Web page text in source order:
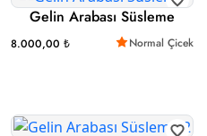
Gelin Arabası Süsleme
8.000,00 ₺ Normal Çicek